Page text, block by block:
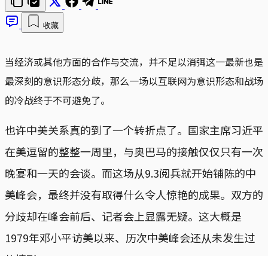
收藏
当经济或其他方面的合作与交流，并不足以消弭这一最新也是
最深刻的意识形态分歧，那么一场以互联网为意识形态和战场
的冷战终于不可避免了。
也许中美关系真的到了一个转折点了。国家主席习近平
在美逗留的整整一周里，与奥巴马的接触仅仅只有一次
晚宴和一天的会谈。而这场从9.3阅兵就开始铺陈的中
美峰会，最终并没有取得什么令人惊艳的成果。双方的
分歧却在峰会前后、记者会上显露无疑。这大概是
1979年邓小平访美以来、历次中美峰会还从未发生过